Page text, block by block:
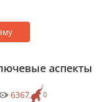
аспекты
0
6367